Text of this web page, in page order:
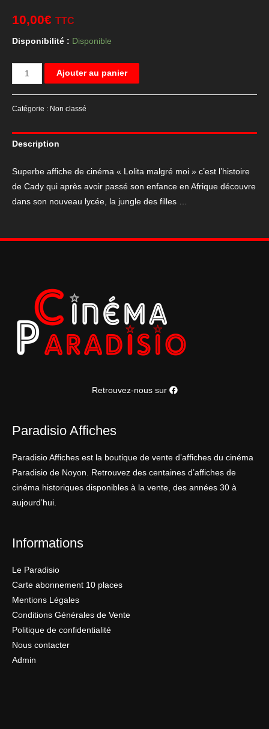
10,00€ TTC
Disponibilité : Disponible
quantité
de
cinéma
du
"Lolita
malgré
moi"
Ajouter au panier
Catégorie : Non classé
Description
Superbe affiche de cinéma « Lolita malgré moi » c’est l’histoire
de Cady qui après avoir passé son enfance en Afrique découvre
dans son nouveau lycée, la jungle des filles …
Retrouvez-nous sur
Paradisio Affiches
Paradisio Affiches est la boutique de vente d’affiches du cinéma
Paradisio de Noyon. Retrouvez des centaines d’affiches de
cinéma historiques disponibles à la vente, des années 30 à
aujourd’hui.
Informations
Le Paradisio
Carte abonnement 10 places
Mentions Légales
Conditions Générales de Vente
Politique de confidentialité
Nous contacter
Admin